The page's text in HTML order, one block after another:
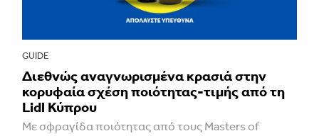
GUIDE
Διεθνώς αναγνωρισμένα κρασιά στην
κορυφαία σχέση ποιότητας-τιμής από τη
Lidl Κύπρου
Με σφραγίδα ποιότητας από τους Masters of